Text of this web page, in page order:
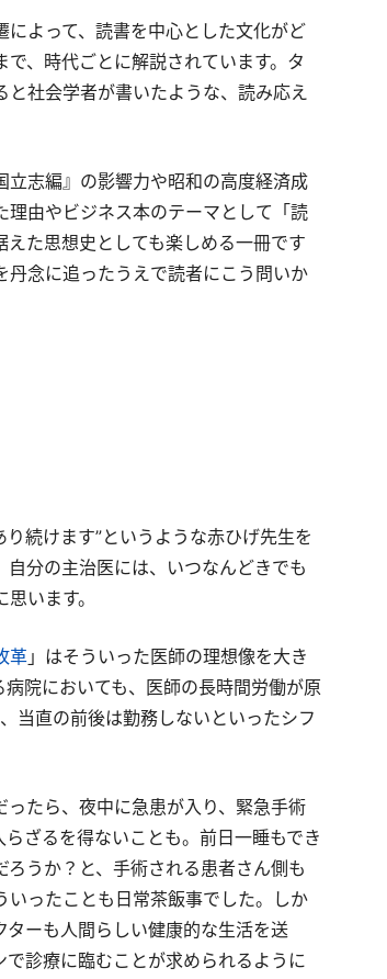
よって、読書を中心とした文化がど
、時代ごとに解説されています。タ
社会学者が書いたような、読み応え
志編』の影響力や昭和の高度経済成
由やビジネス本のテーマとして「読
た思想史としても楽しめる一冊です
念に追ったうえで読者にこう問いか
続けます”というような赤ひげ先生を
分の主治医には、いつなんどきでも
います。
革」はそういった医師の理想像を大き
院においても、医師の長時間労働が原
当直の前後は勤務しないといったシフ
たら、夜中に急患が入り、緊急手術
ざるを得ないことも。前日一睡もでき
うか？と、手術される患者さん側も
ったことも日常茶飯事でした。しか
ーも人間らしい健康的な生活を送
診療に臨むことが求められるように